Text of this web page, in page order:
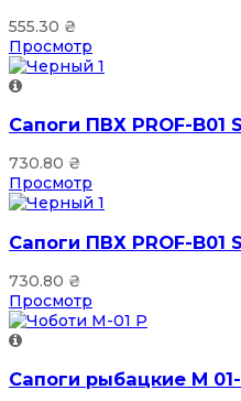
555.30 ₴
Просмотр
Сапоги ПВХ PROF-B01
730.80 ₴
Просмотр
Сапоги ПВХ PROF-B01
730.80 ₴
Просмотр
Сапоги рыбацкие М